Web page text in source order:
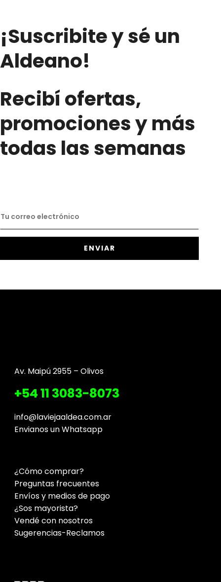
¡Suscribite y sé un
Aldeano!
Recibí ofertas,
promociones y más
todas las semanas
Av. Maipú 2955 – Olivos
+54 11 3083-8073
info@laviejaaldea.com.ar
Envianos un Whatsapp
¿Cómo comprar?
Preguntas frecuentes
Envíos y medios de pago
¿Sos mayorista?
Vendé con nosotros
Sugerencias-Reclamos